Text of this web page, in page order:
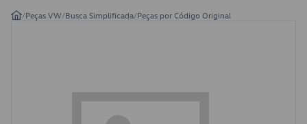
/Peças VW/Busca Simplificada/Peças por Código Original